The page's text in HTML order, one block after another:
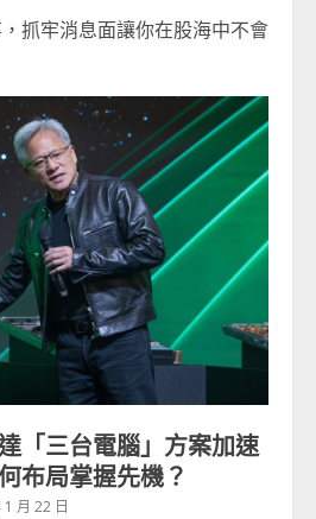
抓牢消息面讓你在股海中不會
「三台電腦」方案加速
布局掌握先機？
月 22 日